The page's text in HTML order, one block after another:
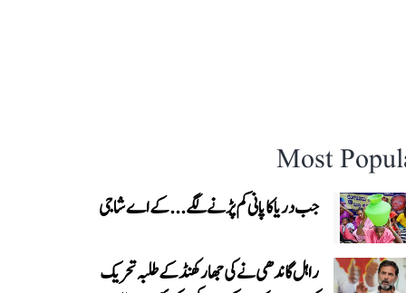
Most
جب دریا کا پانی کم پڑنے لگے...کے اے شاجی
راہل گاندھی نے کی جھارکھنڈ کے طلبہ تحریک